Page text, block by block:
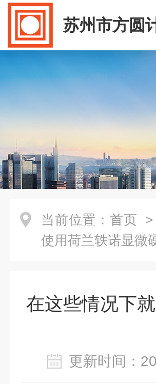
苏州市方圆
当前位置： 首页 >
使用荷兰轶诺显微
在这些情况下
更新时间